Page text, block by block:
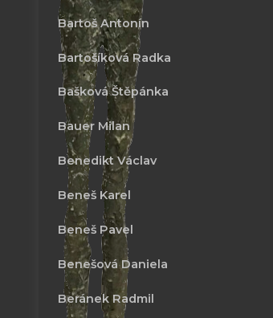
Bartoš Antonín
Bartošíková Radka
Bašková Štěpánka
Bauer Milan
Benedikt Václav
Beneš Karel
Beneš Pavel
Benešová Daniela
Beránek Radmil